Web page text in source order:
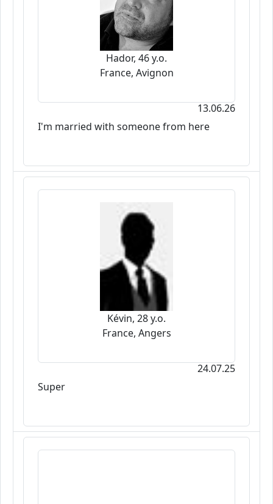
Hador, 46 y.o.
France, Avignon
13.06.26
I'm married with someone from here
Kévin, 28 y.o.
France, Angers
24.07.25
Super